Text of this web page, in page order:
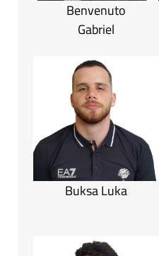
Benvenuto
Gabriel
Buksa Luka